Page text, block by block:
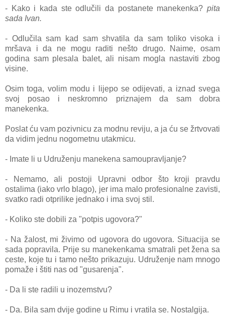
- Kako i kada ste odlučili da postanete manekenka? pita
sada Ivan.
- Odlučila sam kad sam shvatila da sam toliko visoka i
mršava i da ne mogu raditi nešto drugo. Naime, osam
godina sam plesala balet, ali nisam mogla nastaviti zbog
visine.
Osim toga, volim modu i lijepo se odijevati, a iznad svega
svoj posao i neskromno priznajem da sam dobra
manekenka.
Poslat ću vam pozivnicu za modnu reviju, a ja ću se žrtvovati
da vidim jednu nogometnu utakmicu.
- Imate li u Udruženju manekena samoupravljanje?
- Nemamo, ali postoji Upravni odbor što kroji pravdu
ostalima (iako vrlo blago), jer ima malo profesionalne zavisti,
svatko radi otprilike jednako i ima svoj stil.
- Koliko ste dobili za "potpis ugovora?"
- Na žalost, mi živimo od ugovora do ugovora. Situacija se
sada popravila. Prije su manekenkama smatrali pet žena sa
ceste, koje tu i tamo nešto prikazuju. Udruženje nam mnogo
pomaže i štiti nas od "gusarenja".
- Da li ste radili u inozemstvu?
- Da. Bila sam dvije godine u Rimu i vratila se. Nostalgija.